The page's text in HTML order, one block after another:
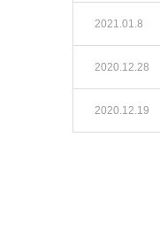
2021.01.8
2020.12.28
2020.12.19